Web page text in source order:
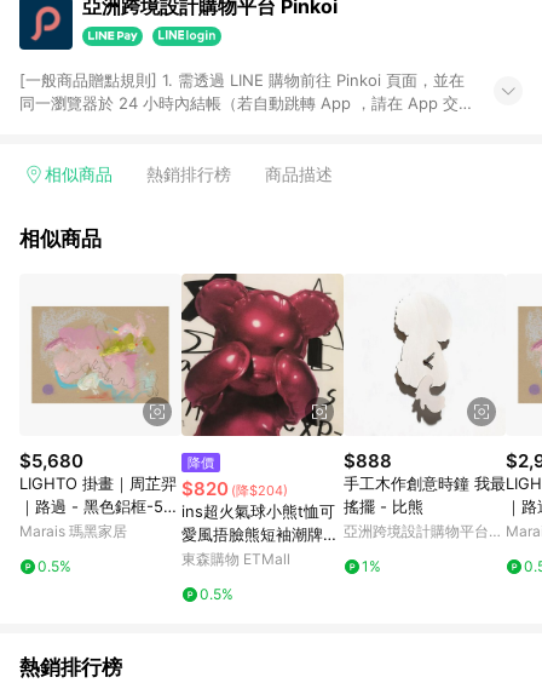
亞洲跨境設計購物平台 Pinkoi
[一般商品贈點規則] 1. 需透過 LINE 購物前往 Pinkoi 頁面，並在
同一瀏覽器於 24 小時內結帳（若自動跳轉 App ，請在 App 交
回饋訂單不得享有 Pinkoi 站方優惠，例如首購優惠，P coins，
行為，不具贈點資格，部分退款不在此限。 6. APP 請更新至
貨後 45 天後發送。 8. 群眾募資商品，禮物卡，開館保證金，補
運費，攤位費等不具贈點資格。 9. LINE 購物站上之商品規格、
顏色、價位、贈品如與 Pinkoi 商品資訊頁及購物車不符，以
Pinkoi 購物商品資訊頁及購物車標示為準。 10. 點數紅包使用規
則請以點數紅包活動說明為準。 11. 若於 LINE 購物前往 Pinkoi
頁面後才首次下載 Pinkoi APP 並完成訂單，不符合導購資格；承
上，首次下載 Pinkoi APP 後，需透過 LINE 購物前往 Pinkoi 頁
面，方享導購資格。
相似商品 熱銷排行榜 商品描述
相似商品
$5,680
LIGHTO 掛畫｜周芷羿
｜路過 - 黑色鋁框-50
x 70 cm
Marais 瑪黑家居
0.5%
降價
$820 (降$204)
ins超火氣球小熊t恤可
愛風捂臉熊短袖潮牌學
院寬松半袖上衣男女
東森購物 ETMall
0.5%
$888
手工木作創意時鐘 我最
搖擺 - 比熊
亞洲跨境設計購物平台
1%
｜
x
熱銷排行榜